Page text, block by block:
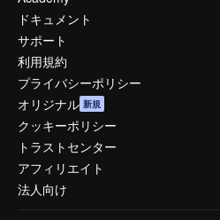
ドキュメント
サポート
利用規約
プライバシーポリシー
オリジナル 新規
クッキーポリシー
トラストセンター
アフィリエイト
法人向け